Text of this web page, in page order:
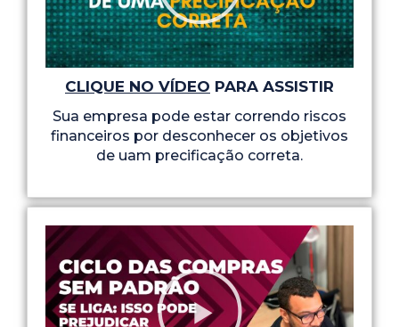
CLIQUE NO VÍDEO PARA ASSISTIR
Sua empresa pode estar correndo riscos
financeiros por desconhecer os objetivos
de uam precificação correta.